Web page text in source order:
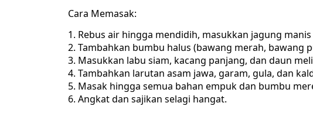
Cara Memasak:
Rebus air hingga mendidih, masukkan jagung
Tambahkan bumbu halus (bawang merah, bawang
Masukkan labu siam, kacang panjang, dan daun
Tambahkan larutan asam jawa, garam, gula, dan
Masak hingga semua bahan empuk dan bumbu
Angkat dan sajikan selagi hangat.